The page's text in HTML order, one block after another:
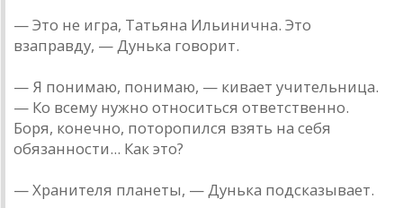
— Это не игра, Татьяна Ильинична. Это
взаправду, — Дунька говорит.
— Я понимаю, понимаю, — кивает учительница.
— Ко всему нужно относиться ответственно.
Боря, конечно, поторопился взять на себя
обязанности... Как это?
— Хранителя планеты, — Дунька подсказывает.